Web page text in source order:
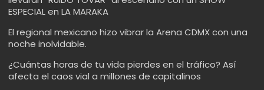
ESPECIAL en LA MARAKA
El regional mexicano hizo vibrar la Arena CDMX con una
noche inolvidable.
¿Cuántas horas de tu vida pierdes en el tráfico? Así
afecta el caos vial a millones de capitalinos